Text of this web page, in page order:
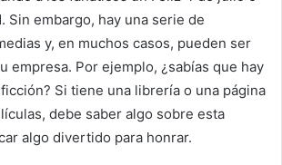
Sin embargo, hay una serie de
y, en muchos casos, pueden ser
empresa. Por ejemplo, ¿sabías que hay
Si tiene una librería o una página
debe saber algo sobre esta
algo divertido para honrar.